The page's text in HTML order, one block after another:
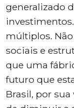
generalizado
múltiplos.
sociais e
que uma
futuro que
Brasil, por